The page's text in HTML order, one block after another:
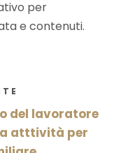
per
e contenuti.
del lavoratore
atttività per